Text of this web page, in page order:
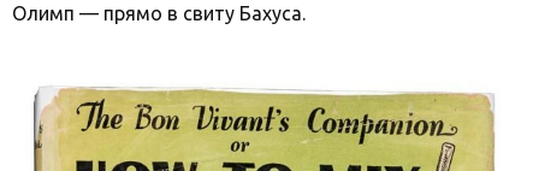
Олимп — прямо в свиту Бахуса.